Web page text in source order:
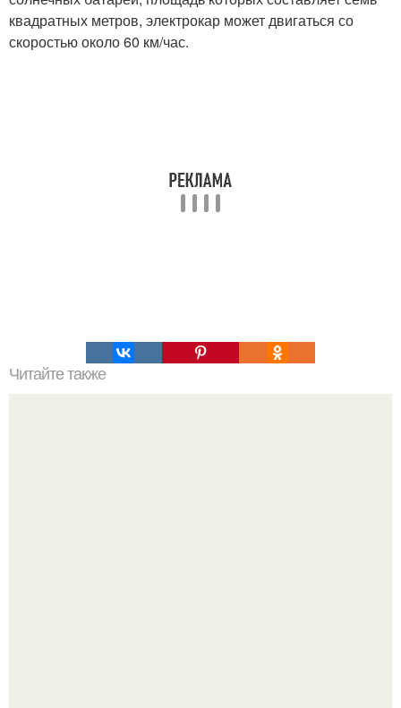
квадратных метров, электрокар может двигаться со
скоростью около 60 км/час.
Читайте также